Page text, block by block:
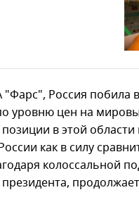
Россия побила
уровню цен на
в этой
как в силу
колоссальной